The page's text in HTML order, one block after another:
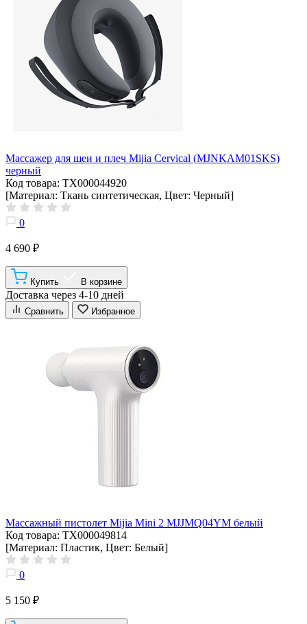
Массажер для шеи и плеч Mijia Cervical (MJNKAM01SKS)
черный
Код товара: ТХ000044920
[Материал: Ткань синтетическая, Цвет: Черный]
0
4 690 ₽
Купить В корзине
Доставка через 4-10 дней
Сравнить Избранное
Массажный пистолет Mijia Mini 2 MJJMQ04YM белый
Код товара: ТХ000049814
[Материал: Пластик, Цвет: Белый]
0
5 150 ₽